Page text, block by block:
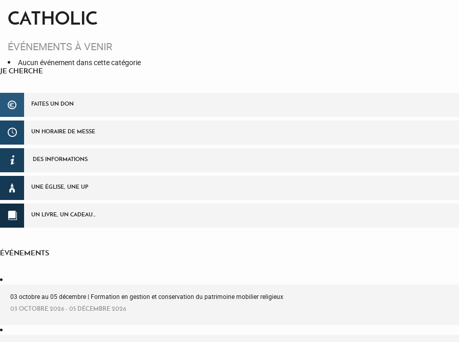
CATHOLIC
ÉVÉNEMENTS À VENIR
Aucun événement dans cette catégorie
JE CHERCHE
FAITES UN DON
UN HORAIRE DE MESSE
DES INFORMATIONS
UNE ÉGLISE, UNE UP
UN LIVRE, UN CADEAU…
ÉVÉNEMENTS
03 octobre au 05 décembre | Formation en gestion et conservation du patrimoine mobilier religieux
03 OCTOBRE 2026 - 05 DÉCEMBRE 2026